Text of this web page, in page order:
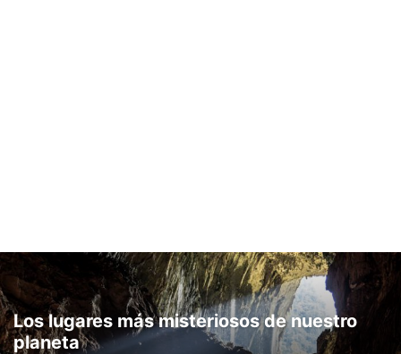
Los lugares más misteriosos de nuestro
planeta